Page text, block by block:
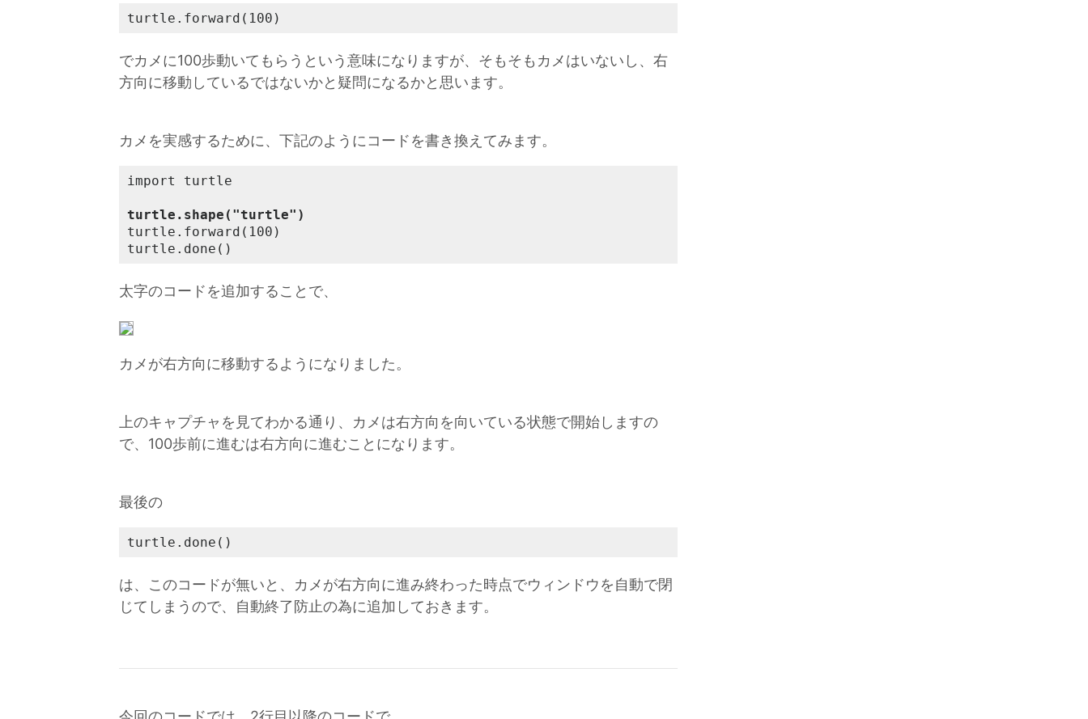
turtle.forward(100)
でカメに100歩動いてもらうという意味になりますが、そもそもカメはいないし、右
方向に移動しているではないかと疑問になるかと思います。
カメを実感するために、下記のようにコードを書き換えてみます。
import turtle
turtle.shape("turtle")
turtle.forward(100)
turtle.done()
太字のコードを追加することで、
カメが右方向に移動するようになりました。
上のキャプチャを見てわかる通り、カメは右方向を向いている状態で開始しますの
で、100歩前に進むは右方向に進むことになります。
最後の
turtle.done()
は、このコードが無いと、カメが右方向に進み終わった時点でウィンドウを自動で閉
じてしまうので、自動終了防止の為に追加しておきます。